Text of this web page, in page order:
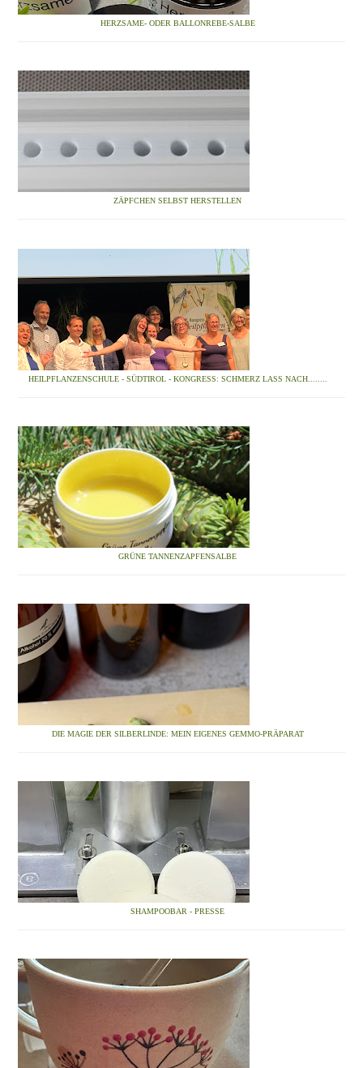
HERZSAME- ODER BALLONREBE-SALBE
ZÄPFCHEN SELBST HERSTELLEN
HEILPFLANZENSCHULE - SÜDTIROL - KONGRESS: SCHMERZ LASS NACH........
GRÜNE TANNENZAPFENSALBE
DIE MAGIE DER SILBERLINDE: MEIN EIGENES GEMMO-PRÄPARAT
SHAMPOOBAR - PRESSE